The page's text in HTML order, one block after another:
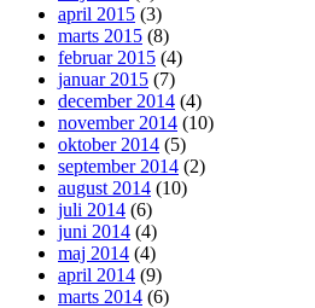
april 2015 (3)
marts 2015 (8)
februar 2015 (4)
januar 2015 (7)
december 2014 (4)
november 2014 (10)
oktober 2014 (5)
september 2014 (2)
august 2014 (10)
juli 2014 (6)
juni 2014 (4)
maj 2014 (4)
april 2014 (9)
marts 2014 (6)